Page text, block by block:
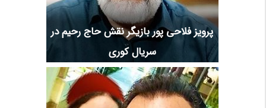
پرویز فلاحی پور بازیگر نقش حاج رحیم در
سریال کوری